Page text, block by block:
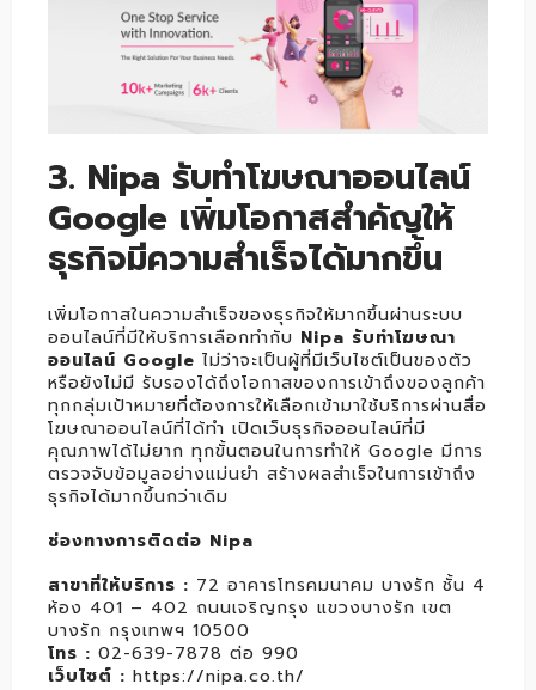
3. Nipa รับทำโฆษณาออนไลน์
Google เพิ่มโอกาสสำคัญให้
ธุรกิจมีความสำเร็จได้มากขึ้น
เพิ่มโอกาสในความสำเร็จของธุรกิจให้มากขึ้นผ่านระบบ
ออนไลน์ที่มีให้บริการเลือกทำกับ Nipa รับทำโฆษณา
ออนไลน์ Google ไม่ว่าจะเป็นผู้ที่มีเว็บไซต์เป็นของตัว
หรือยังไม่มี รับรองได้ถึงโอกาสของการเข้าถึงของลูกค้า
ทุกกลุ่มเป้าหมายที่ต้องการให้เลือกเข้ามาใช้บริการผ่านสื่อ
โฆษณาออนไลน์ที่ได้ทำ เปิดเว็บธุรกิจออนไลน์ที่มี
คุณภาพได้ไม่ยาก ทุกขั้นตอนในการทำให้ Google มีการ
ตรวจจับข้อมูลอย่างแม่นยำ สร้างผลสำเร็จในการเข้าถึง
ธุรกิจได้มากขึ้นกว่าเดิม
ช่องทางการติดต่อ Nipa
สาขาที่ให้บริการ : 72 อาคารโทรคมนาคม บางรัก ชั้น 4
ห้อง 401 – 402 ถนนเจริญกรุง แขวงบางรัก เขต
บางรัก กรุงเทพฯ 10500
โทร : 02-639-7878 ต่อ 990
เว็บไซต์ : https://nipa.co.th/